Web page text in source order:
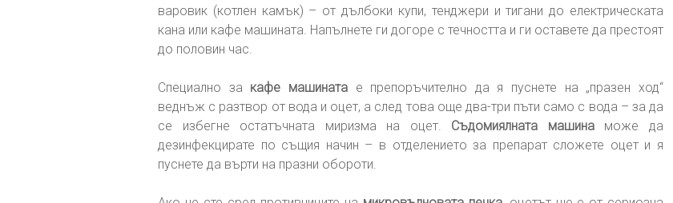
варовик (котлен камък) – от дълбоки купи, тенджери и тигани до електрическата
кана или кафе машината. Напълнете ги догоре с течността и ги оставете да престоят
до половин час.
Специално за кафе машинатае препоръчително да я пуснете на „празен ход“
веднъж с разтвор от вода и оцет, а след това още два-три пъти само с вода – за да
се избегне остатъчната миризма на оцет. Съдомиялната машинаможе да
дезинфекцирате по същия начин – в отделението за препарат сложете оцет и я
пуснете да върти на празни обороти.